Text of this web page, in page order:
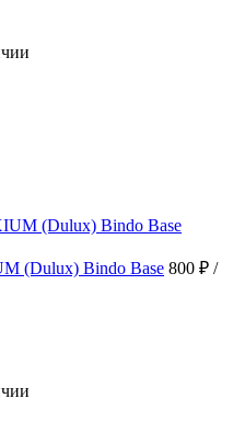
(Dulux) Bindo Base 800 ₽ /